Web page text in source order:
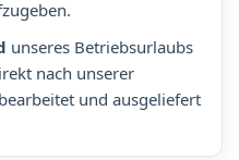
unseres Betriebsurlaubs
nach unserer
und ausgeliefert